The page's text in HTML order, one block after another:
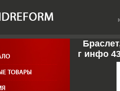
г инфо